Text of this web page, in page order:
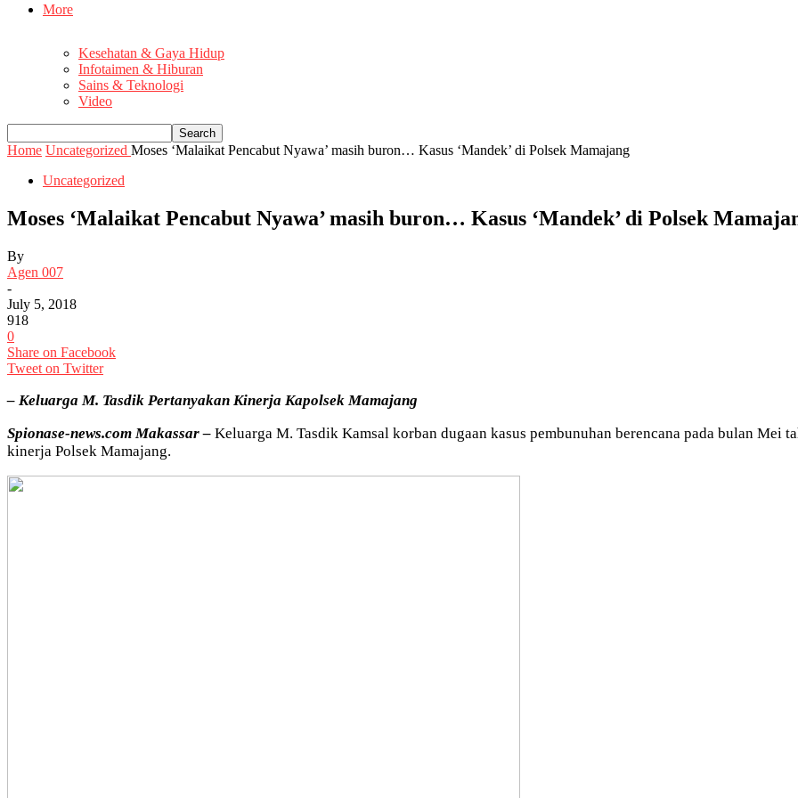
More
Kesehatan & Gaya Hidup
Infotaimen & Hiburan
Sains & Teknologi
Video
Home Uncategorized Moses ‘Malaikat Pencabut Nyawa’ masih buron… Kasus ‘Mandek’ di Polsek Mamajang
Uncategorized
Moses ‘Malaikat Pencabut Nyawa’ masih buron… Kasus ‘Mandek’ di Polsek
By
Agen 007
-
July 5, 2018
918
0
Share on Facebook
Tweet on Twitter
– Keluarga M. Tasdik Pertanyakan Kinerja Kapolsek Mamajang
Spionase-news.com Makassar – Keluarga M. Tasdik Kamsal korban dugaan kasus pembunuhan berencana pada bulan Mei
kinerja Polsek Mamajang.